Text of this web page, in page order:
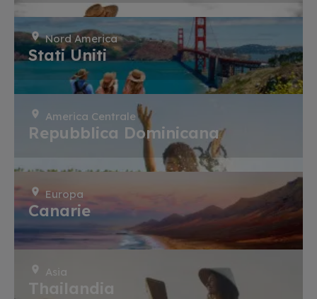
Nord America
Stati Uniti
America Centrale
Repubblica Dominicana
Europa
Canarie
Asia
Thailandia